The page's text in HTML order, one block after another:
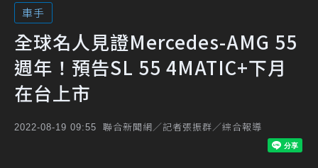
車手
全球名人見證Mercedes-AMG 55
週年！預告SL 55 4MATIC+下月
在台上市
2022-08-19 09:55 聯合新聞網／記者張振群／綜合報導